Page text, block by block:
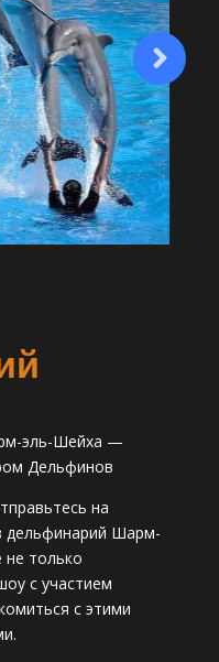
эль-Шейха —
Дельфинов
на
дельфинарий Шарм-
только
с участием
с этими